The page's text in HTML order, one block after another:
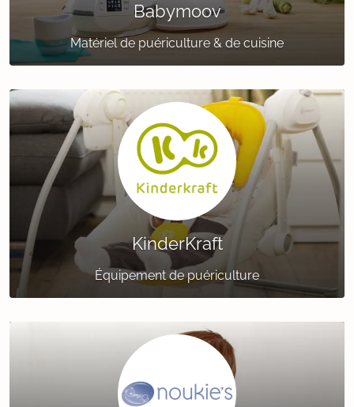
Babymoov
Matériel de puériculture & de cuisine
KinderKraft
Équipement de puériculture